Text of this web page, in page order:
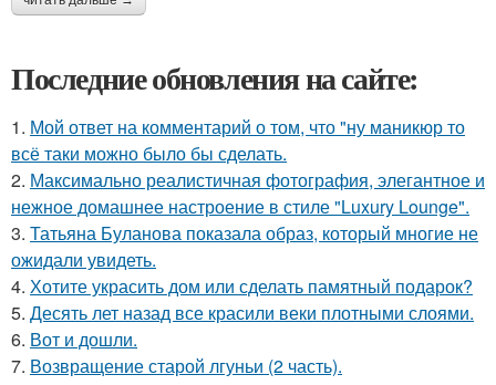
Последние обновления на сайте:
1. Мой ответ на комментарий о том, что "ну маникюр то
всё таки можно было бы сделать.
2. Максимально реалистичная фотография, элегантное и
нежное домашнее настроение в стиле "Luxury Lounge".
3. Татьяна Буланова показала образ, который многие не
ожидали увидеть.
4. Хотите украсить дом или сделать памятный подарок?
5. Десять лет назад все красили веки плотными слоями.
6. Вот и дошли.
7. Возвращение старой лгуньи (2 часть).